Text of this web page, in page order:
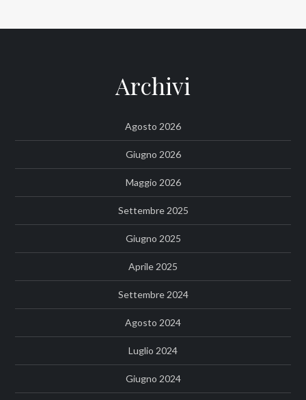
Archivi
Agosto 2026
Giugno 2026
Maggio 2026
Settembre 2025
Giugno 2025
Aprile 2025
Settembre 2024
Agosto 2024
Luglio 2024
Giugno 2024